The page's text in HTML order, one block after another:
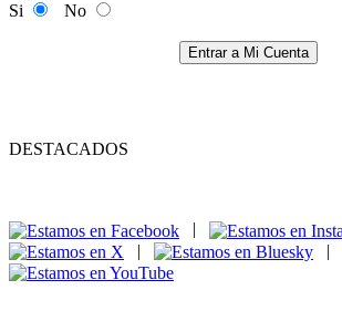
Si
No
Entrar a Mi Cuenta
DESTACADOS
|
|